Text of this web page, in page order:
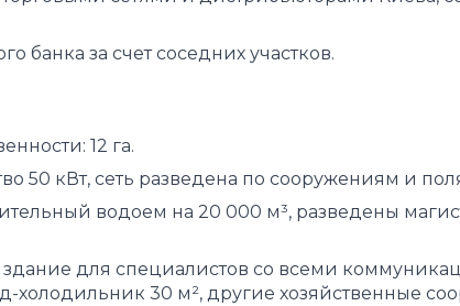
банка за счет соседних участков.
12 га.
50 кВт, сеть разведена по сооружениям и
водоем на 20 000 м³, разведены
для специалистов со всеми
холодильник 30 м², другие хозяйственные